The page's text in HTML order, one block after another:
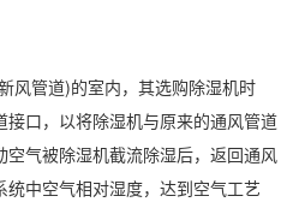
管道)的室内，其选购除湿机时
口，以将除湿机与原来的通风管道
气被除湿机截流除湿后，返回通风
中空气相对湿度，达到空气工艺